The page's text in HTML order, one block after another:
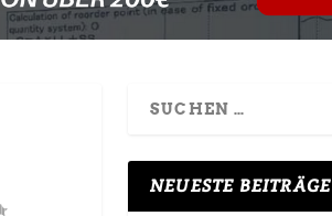
NEUESTE BEITRÄGE